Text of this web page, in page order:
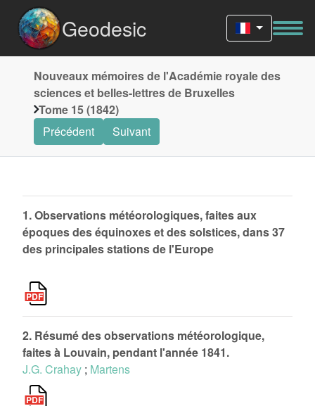
Geodesic
Nouveaux mémoires de l'Académie royale des
sciences et belles-lettres de Bruxelles
Tome 15 (1842)
Précédent
Suivant
1. Observations météorologiques, faites aux
époques des équinoxes et des solstices, dans 37
des principales stations de l'Europe
2. Résumé des observations météorologique,
faites à Louvain, pendant l'année 1841.
J.G. Crahay ; Martens